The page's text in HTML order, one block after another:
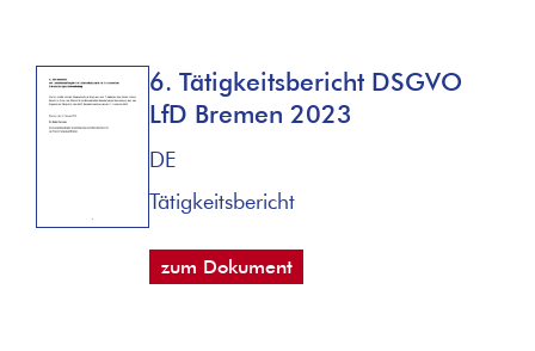
6. Tätigkeitsbericht DSGVO
LfD Bremen 2023
DE
Tätigkeitsbericht
zum Dokument